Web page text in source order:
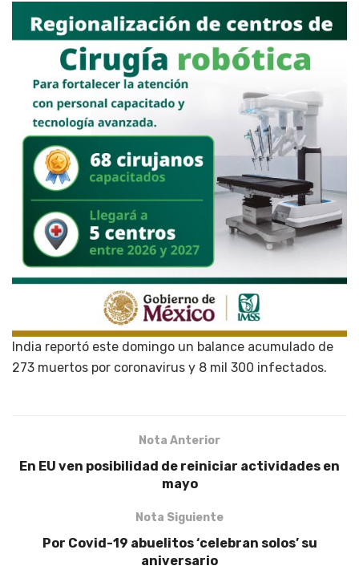
India reportó este domingo un balance acumulado de
273 muertos por coronavirus y 8 mil 300 infectados.
Nota Anterior
En EU ven posibilidad de reiniciar actividades en
mayo
Nota Siguiente
Por Covid-19 abuelitos ‘celebran solos’ su
aniversario